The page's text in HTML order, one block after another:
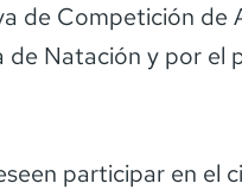
de Competición de
de Natación y por el
participar en el